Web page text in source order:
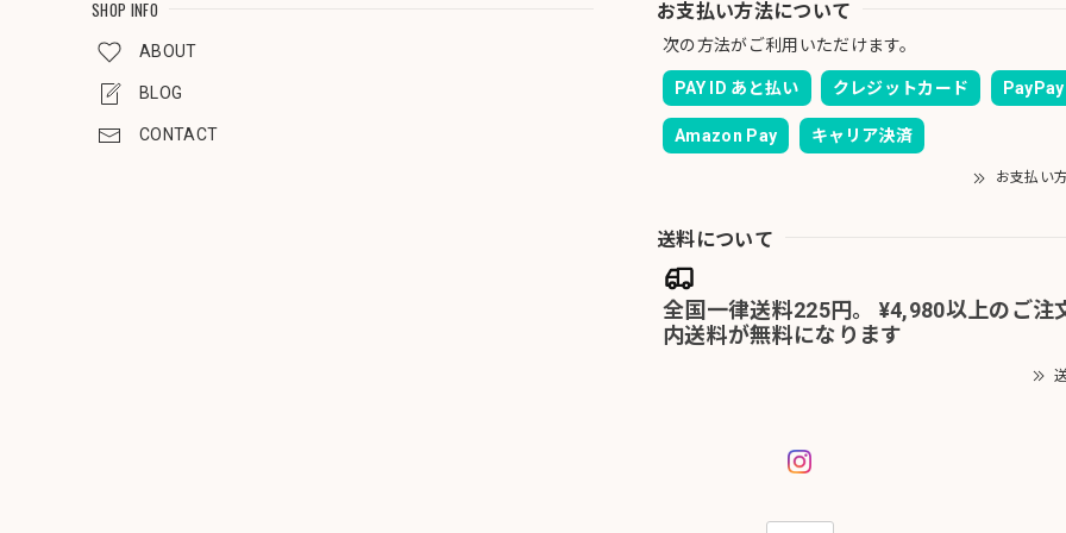
SHOP INFO
ABOUT
BLOG
CONTACT
お支払い方法について
次の方法がご利用いただけます。
PAY ID あと払い クレジットカード PayPay
Amazon Pay キャリア決済
お支払い
送料について
全国一律送料225円。 ¥4,980以上のご注
内送料が無料になります